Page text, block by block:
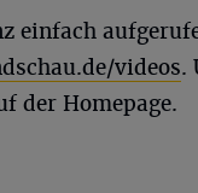
einfach
videos.
der Homepage.